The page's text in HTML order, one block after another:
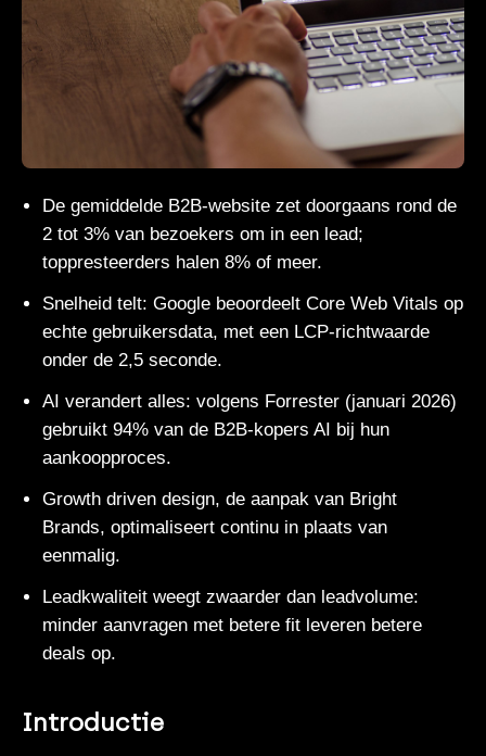
De gemiddelde B2B-website zet doorgaans rond de
2 tot 3% van bezoekers om in een lead;
toppresteerders halen 8% of meer.
Snelheid telt: Google beoordeelt Core Web Vitals op
echte gebruikersdata, met een LCP-richtwaarde
onder de 2,5 seconde.
AI verandert alles: volgens Forrester (januari 2026)
gebruikt 94% van de B2B-kopers AI bij hun
aankoopproces.
Growth driven design, de aanpak van Bright
Brands, optimaliseert continu in plaats van
eenmalig.
Leadkwaliteit weegt zwaarder dan leadvolume:
minder aanvragen met betere fit leveren betere
deals op.
Introductie